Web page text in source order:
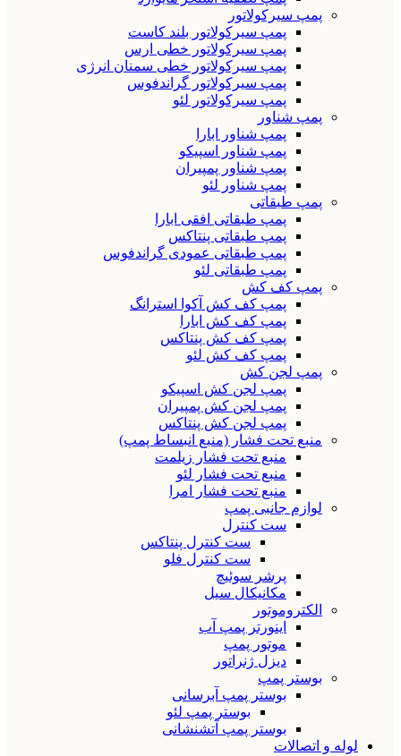
پمپ سیرکولاتور
پمپ سیرکولاتور بلند کاست
پمپ سیرکولاتور خطی ارس
پمپ سیرکولاتور خطی سمنان انرژی
پمپ سیرکولاتور گراندفوس
پمپ سیرکولاتور لئو
پمپ شناور
پمپ شناور ابارا
پمپ شناور اسپیکو
پمپ شناور پمپیران
پمپ شناور لئو
پمپ طبقاتی
پمپ طبقاتی افقی ابارا
پمپ طبقاتی پنتاکس
پمپ طبقاتی عمودی گراندفوس
پمپ طبقاتی لئو
پمپ کف کش
پمپ کف کش آکوا استرانگ
پمپ کف کش ابارا
پمپ کف کش پنتاکس
پمپ کف کش لئو
پمپ لجن کش
پمپ لجن کش اسپیکو
پمپ لجن کش پمپیران
پمپ لجن کش پنتاکس
منبع تحت فشار (منبع انبساط پمپ)
منبع تحت فشار زیلمت
منبع تحت فشار لئو
منبع تحت فشار امرا
لوازم جانبی پمپ
ست کنترل
ست کنترل پنتاکس
ست کنترل فلو
پرشر سوئیچ
مکانیکال سیل
الکتروموتور
اینورتر پمپ آب
موتور پمپ
دیزل ژنراتور
بوستر پمپ
بوستر پمپ آبرسانی
بوستر پمپ لئو
بوستر پمپ آتشنشانی
لوله و اتصالات